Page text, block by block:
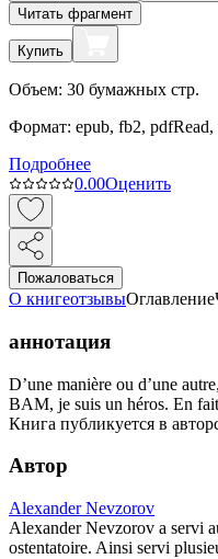
Читать фрагмент
Купить
Объем: 30 бумажных стр.
Формат: epub, fb2, pdfRead,
Подробнее
0.00Оценить
Пожаловаться
О книгеотзывыОглавление
аннотация
D’une manière ou d’une
BAM, je suis un héros. En
Книга публикуется в
Автор
Alexander Nevzorov
Alexander Nevzorov a servi
ostentatoire. Ainsi servi